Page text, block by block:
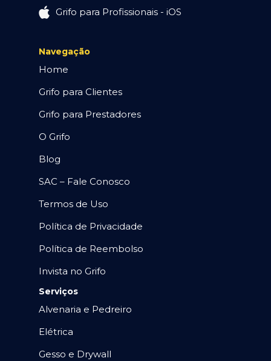
Grifo para Profissionais - iOS
Navegação
Home
Grifo para Clientes
Grifo para Prestadores
O Grifo
Blog
SAC – Fale Conosco
Termos de Uso
Política de Privacidade
Política de Reembolso
Invista no Grifo
Serviços
Alvenaria e Pedreiro
Elétrica
Gesso e Drywall